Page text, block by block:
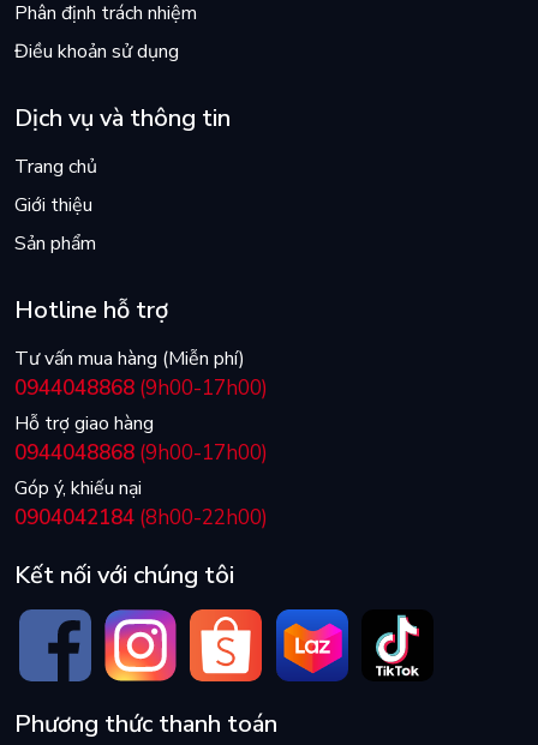
Phân định trách nhiệm
Điều khoản sử dụng
Dịch vụ và thông tin
Trang chủ
Giới thiệu
Sản phẩm
Hotline hỗ trợ
Tư vấn mua hàng (Miễn phí)
0944048868 (9h00-17h00)
Hỗ trợ giao hàng
0944048868 (9h00-17h00)
Góp ý, khiếu nại
0904042184 (8h00-22h00)
Kết nối với chúng tôi
Phương thức thanh toán